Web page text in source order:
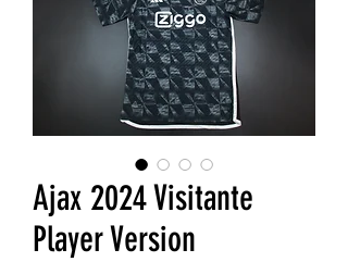
Ajax 2024 Visitante
Player Version